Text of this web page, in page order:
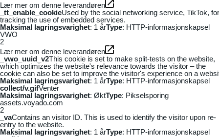
Lær mer om denne leverandøren
_tt_enable_cookieUsed by the social networking service, TikTok, for
tracking the use of embedded services.
Maksimal lagringsvarighet: 1 årType: HTTP-informasjonskapsel
VWO
2
Lær mer om denne leverandøren
_vwo_uuid_v2This cookie is set to make split-tests on the website,
which optimizes the website's relevance towards the visitor – the
cookie can also be set to improve the visitor's experience on a
Maksimal lagringsvarighet: 1 årType: HTTP-informasjonskapsel
collect/v.gifVenter
Maksimal lagringsvarighet: ØktType: Pikselsporing
assets.voyado.com
2
_vaContains an visitor ID. This is used to identify the visitor upon re-
entry to the website.
Maksimal lagringsvarighet: 1 årType: HTTP-informasjonskapsel